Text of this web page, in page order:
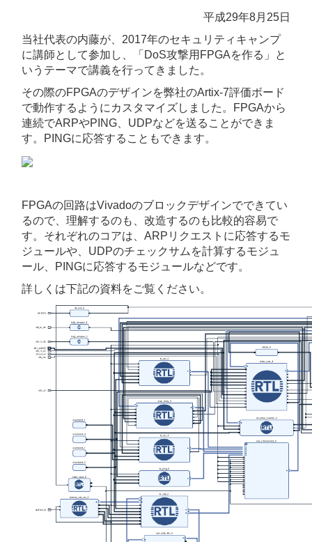
平成29年8月25日
当社代表の内藤が、2017年のセキュリティキャンプ
に講師として参加し、「DoS攻撃用FPGAを作る」と
いうテーマで講義を行ってきました。
その際のFPGAのデザインを弊社のArtix-7評価ボード
で動作するようにカスタマイズしました。FPGAから
連続でARPやPING、UDPなどを送ることができま
す。PINGに応答することもできます。
FPGAの回路はVivadoのブロックデザインでできてい
るので、理解するのも、改造するのも比較的容易で
す。 それぞれのコアは、ARPリクエストに応答するモ
ジュールや、UDPのチェックサムを計算するモジュ
ール、PINGに応答するモジュールなどです。
詳しくは下記の資料をご覧ください。